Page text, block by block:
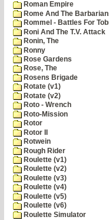
Roman Empire
Rome And The
Rommel - Battles For
Roni And The T.V. Attack
Ronin, The
Ronny
Rose Gardens
Rose, The
Rosens Brigade
Rotate (v1)
Rotate (v2)
Roto - Wrench
Roto-Mission
Rotor
Rotor II
Rotwein
Rough Rider
Roulette (v1)
Roulette (v2)
Roulette (v3)
Roulette (v4)
Roulette (v5)
Roulette (v6)
Roulette Simulator